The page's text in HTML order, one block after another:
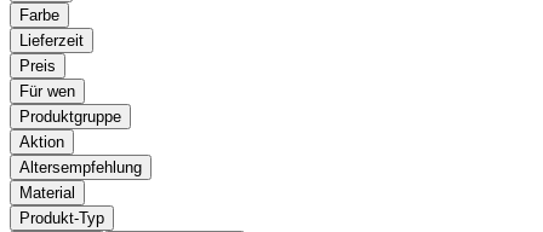
Farbe
Lieferzeit
Preis
Für wen
Produktgruppe
Aktion
Altersempfehlung
Material
Produkt-Typ